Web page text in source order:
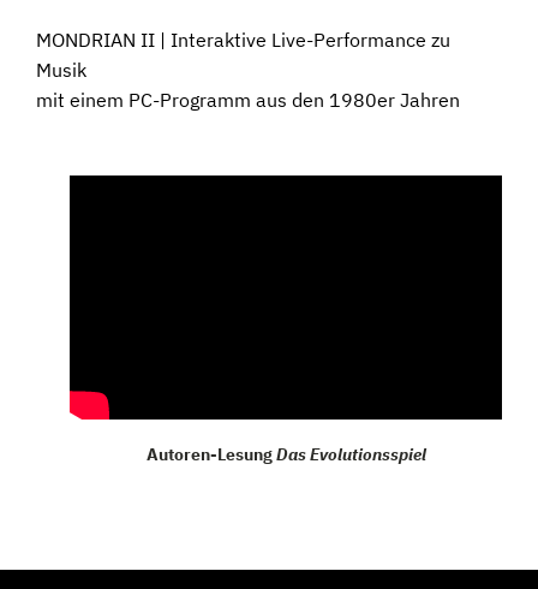
MONDRIAN II | Interaktive Live-Performance zu
Musik
mit einem PC-Programm aus den 1980er Jahren
Autoren-LesungDas Evolutionsspiel